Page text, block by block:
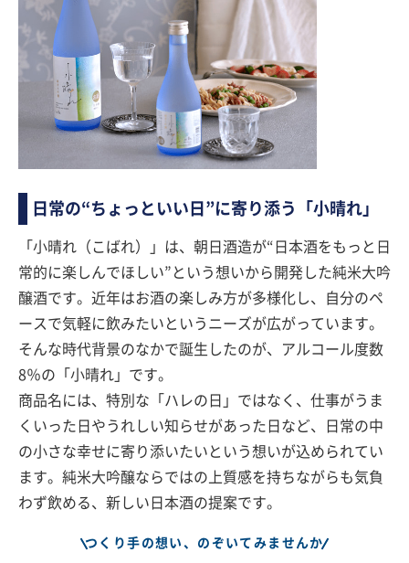
日常の“ちょっといい日”に寄り添う「小晴れ」
「小晴れ（こばれ）」は、朝日酒造が“日本酒をもっと日
常的に楽しんでほしい”という想いから開発した純米大吟
醸酒です。近年はお酒の楽しみ方が多様化し、自分のペ
ースで気軽に飲みたいというニーズが広がっています。
そんな時代背景のなかで誕生したのが、アルコール度数
8％の「小晴れ」です。
商品名には、特別な「ハレの日」ではなく、仕事がうま
くいった日やうれしい知らせがあった日など、日常の中
の小さな幸せに寄り添いたいという想いが込められてい
ます。純米大吟醸ならではの上質感を持ちながらも気負
わず飲める、新しい日本酒の提案です。
つくり手の想い、のぞいてみませんか